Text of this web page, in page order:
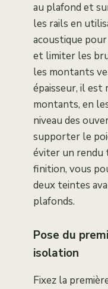
au plafond et
les rails en
acoustique
et limiter les
les montants
épaisseur, il est
montants, en
niveau des
supporter le
éviter un rendu
finition, vous
deux teintes
plafonds.
Pose du
isolation
Fixez la